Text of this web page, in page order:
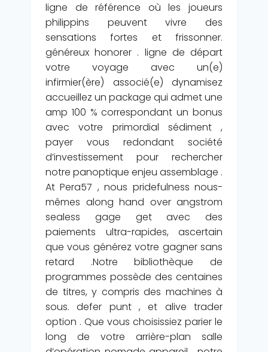
ligne de référence où les joueurs
philippins peuvent vivre des
sensations fortes et frissonner.
généreux honorer . ligne de départ
votre voyage avec un(e)
infirmier(ère) associé(e) dynamisez
accueillez un package qui admet une
amp 100 % correspondant un bonus
avec votre primordial sédiment ,
payer vous redondant société
d’investissement pour rechercher
notre panoptique enjeu assemblage .
At Pera57 , nous pridefulness nous-
mêmes along hand over angstrom
sealess gage get avec des
paiements ultra-rapides, ascertain
que vous générez votre gagner sans
retard .Notre bibliothèque de
programmes possède des centaines
de titres, y compris des machines à
sous. defer punt , et alive trader
option . Que vous choisissiez parier le
long de votre arrière-plan salle